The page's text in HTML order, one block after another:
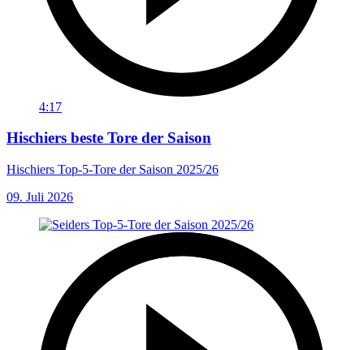
4:17
Hischiers beste Tore der Saison
Hischiers Top-5-Tore der Saison 2025/26
09. Juli 2026